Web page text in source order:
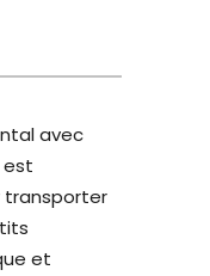
avec
transporter
et